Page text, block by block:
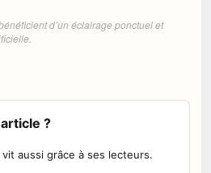
d’un éclairage ponctuel et
?
aussi grâce à ses lecteurs.